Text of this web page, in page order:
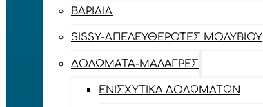
ΒΑΡΊΔΙΑ
SISSY-ΑΠΕΛΕΥΘΕΡΟΤΈΣ ΜΟΛΥΒΙΟΎ
ΔΟΛΏΜΑΤΑ-ΜΑΛΆΓΡΕΣ
ΕΝΙΣΧΥΤΙΚΆ ΔΟΛΩΜΆΤΩΝ